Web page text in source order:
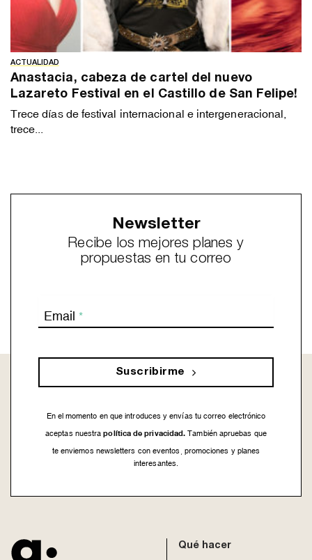
ACTUALIDAD
Anastacia, cabeza de cartel del nuevo
Lazareto Festival en el Castillo de San Felipe!
Trece días de festival internacional e intergeneracional,
trece...
Newsletter
Recibe los mejores planes y
propuestas en tu correo
Email *
Suscribirme
En el momento en que introduces y envías tu correo electrónico
aceptas nuestra política de privacidad. También apruebas que
te enviemos newsletters con eventos, promociones y planes
interesantes.
left
Qué hacer